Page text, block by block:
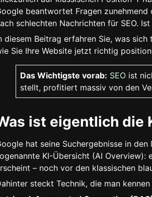
beantwortet Fragen
schlechten Nachrichten für SEO.
diesem Beitrag erfahren Sie, was
Sie Ihre Website jetzt richtig
Das Wichtigste vorab: SEOist
stellt, profitiert massiv von den
ist eigentlich die
hat seine Suchergebnisse in
KI-Übersicht (AI
– noch vor den klassischen
steckt Technik, die man